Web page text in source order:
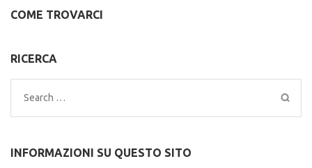
COME TROVARCI
RICERCA
Search
for:
INFORMAZIONI SU QUESTO SITO